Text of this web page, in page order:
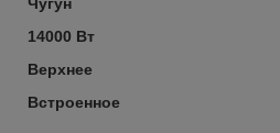
14000 Вт
Верхнее
Встроенное